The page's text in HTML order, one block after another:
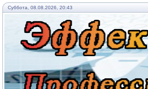
Суббота, 08.08.2026, 20:43